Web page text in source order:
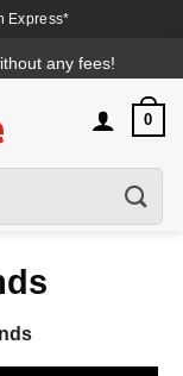
Express*
any fees!
0